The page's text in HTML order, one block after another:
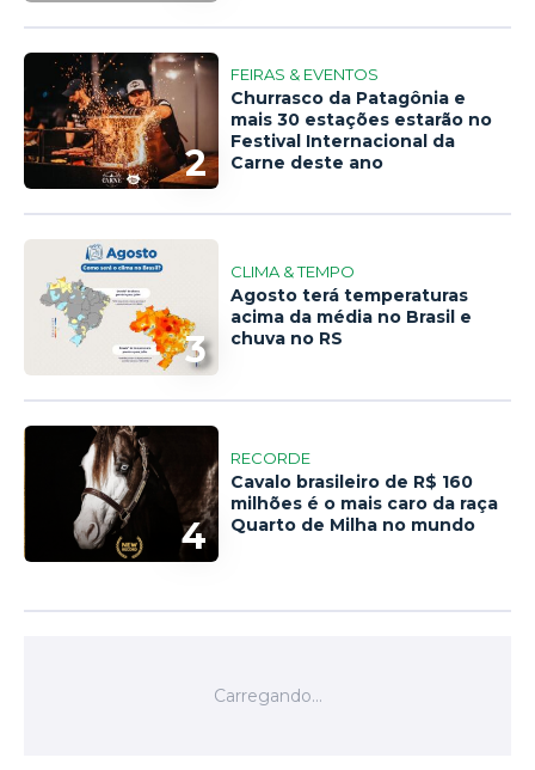
2
FEIRAS & EVENTOS
Churrasco da Patagônia e
mais 30 estações estarão no
Festival Internacional da
Carne deste ano
3
CLIMA & TEMPO
Agosto terá temperaturas
acima da média no Brasil e
chuva no RS
4
RECORDE
Cavalo brasileiro de R$ 160
milhões é o mais caro da raça
Quarto de Milha no mundo